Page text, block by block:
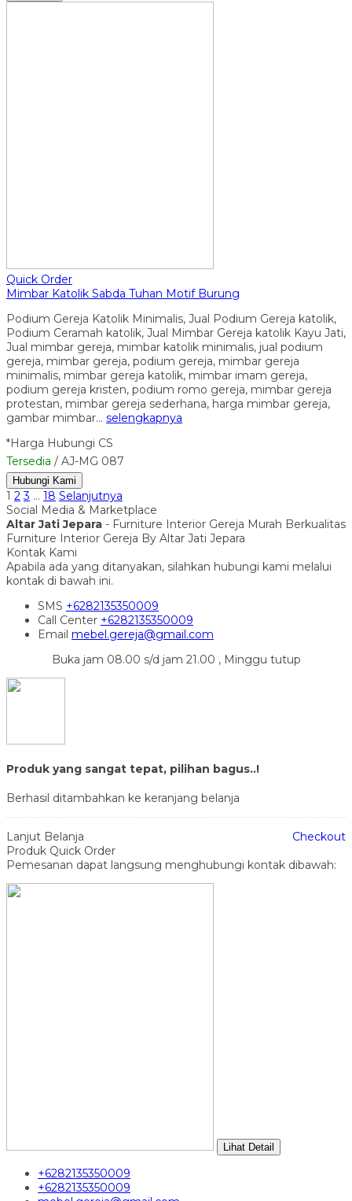
Quick Order
Mimbar Katolik Sabda Tuhan Motif Burung
Podium Gereja Katolik Minimalis, Jual Podium Gereja katolik,
Podium Ceramah katolik, Jual Mimbar Gereja katolik Kayu Jati,
Jual mimbar gereja, mimbar katolik minimalis, jual podium
gereja, mimbar gereja, podium gereja, mimbar gereja
minimalis, mimbar gereja katolik, mimbar imam gereja,
podium gereja kristen, podium romo gereja, mimbar gereja
protestan, mimbar gereja sederhana, harga mimbar gereja,
gambar mimbar… selengkapnya
*Harga Hubungi CS
Tersedia / AJ-MG 087
Hubungi Kami
1 2 3 … 18 Selanjutnya
Social Media & Marketplace
Altar Jati Jepara - Furniture Interior Gereja Murah Berkualitas
Furniture Interior Gereja By Altar Jati Jepara
Kontak Kami
Apabila ada yang ditanyakan, silahkan hubungi kami melalui
kontak di bawah ini.
SMS +6282135350009
Call Center +6282135350009
Email mebel.gereja@gmail.com
Buka jam 08.00 s/d jam 21.00 , Minggu tutup
Produk yang sangat tepat, pilihan bagus..!
Berhasil ditambahkan ke keranjang belanja
Lanjut Belanja
Checkout
Produk Quick Order
Pemesanan dapat langsung menghubungi kontak dibawah:
Lihat Detail
+6282135350009
+6282135350009